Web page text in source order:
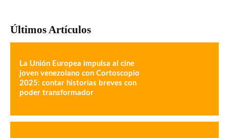
Últimos Artículos
La Unión Europea impulsa al cine
joven venezolano con Cortoscopio
2025: contar historias breves con
poder transformador